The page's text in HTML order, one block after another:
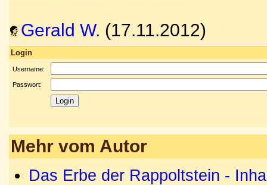
Gerald W. (17.11.2012)
Login
Username:
Passwort:
Mehr vom Autor
Das Erbe der Rappoltstein -